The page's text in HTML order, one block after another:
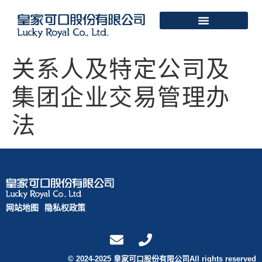
关系人及特定公司及
集团企业交易管理办
法
网站地图 隐私权政策
© 2024-2025 皇家可口股份有限公司All rights reserved